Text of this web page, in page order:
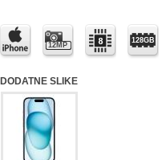
12MP
128GB
DODATNE SLIKE